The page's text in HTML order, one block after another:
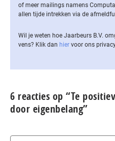
of meer mailings namens
allen tijde intrekken via de
Wil je weten hoe Jaarbeurs B.V.
vens? Klik dan hier voor ons
6 reacties op “Te
door eigenbelang”